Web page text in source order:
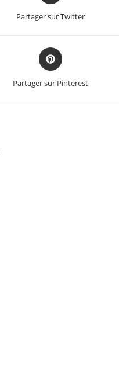
Partager sur Twitter
Partager sur Pinterest